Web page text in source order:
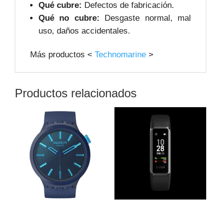
Qué cubre: Defectos de fabricación.
Qué no cubre: Desgaste normal, mal
uso, daños accidentales.
Más productos < Technomarine >
Productos relacionados